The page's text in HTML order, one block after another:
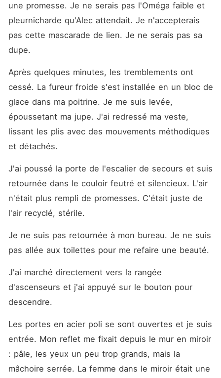
une promesse. Je ne serais pas l'Oméga faible et
pleurnicharde qu'Alec attendait. Je n'accepterais
pas cette mascarade de lien. Je ne serais pas sa
dupe.
Après quelques minutes, les tremblements ont
cessé. La fureur froide s'est installée en un bloc de
glace dans ma poitrine. Je me suis levée,
époussetant ma jupe. J'ai redressé ma veste,
lissant les plis avec des mouvements méthodiques
et détachés.
J'ai poussé la porte de l'escalier de secours et suis
retournée dans le couloir feutré et silencieux. L'air
n'était plus rempli de promesses. C'était juste de
l'air recyclé, stérile.
Je ne suis pas retournée à mon bureau. Je ne suis
pas allée aux toilettes pour me refaire une beauté.
J'ai marché directement vers la rangée
d'ascenseurs et j'ai appuyé sur le bouton pour
descendre.
Les portes en acier poli se sont ouvertes et je suis
entrée. Mon reflet me fixait depuis le mur en miroir
: pâle, les yeux un peu trop grands, mais la
mâchoire serrée. La femme dans le miroir était une